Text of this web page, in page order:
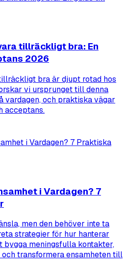
tillräckligt bra: En
2026
bra är djupt rotad hos
vi ursprunget till denna
vardagen, och praktiska vägar
acceptans.
i Vardagen? 7
men den behöver inte ta
strategier för hur hanterar
bygga meningsfulla kontakter,
transformera ensamheten till